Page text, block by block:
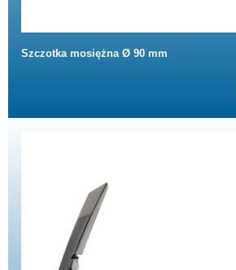
Szczotka mosiężna Ø 90 mm